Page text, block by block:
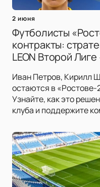
2 июня
Футболисты
контракты:
LEON Второй Лиге
Иван Петров, Кирилл
остаются в «Ростове-
Узнайте, как это
клуба и поддержите